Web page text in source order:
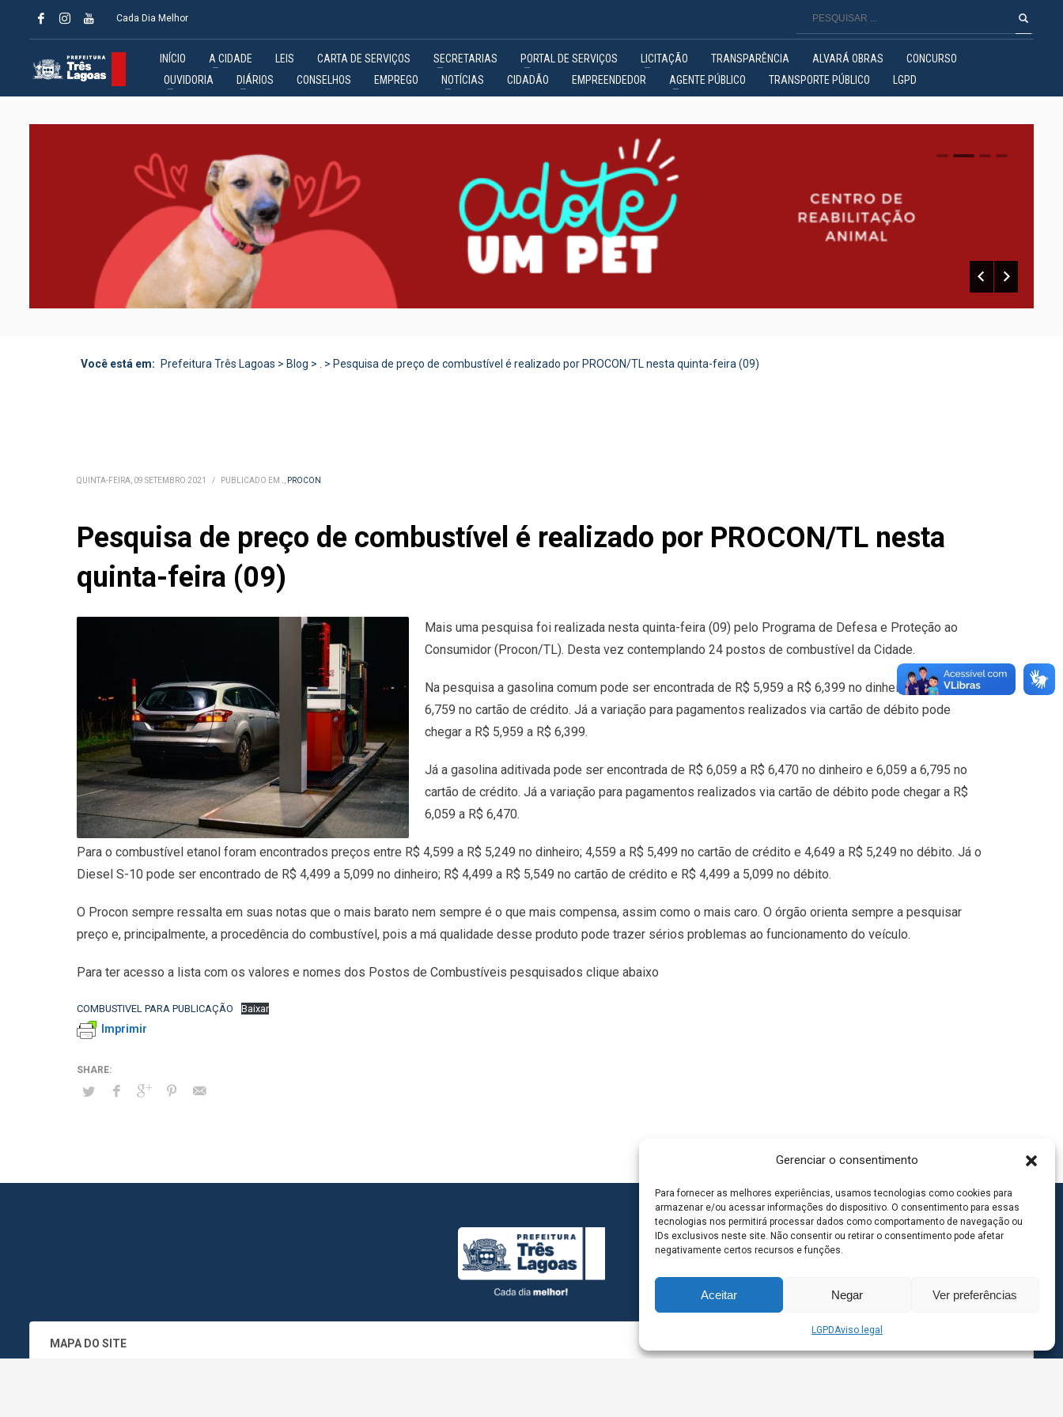
Gerenciar o consentimento
Para fornecer as melhores experiências, usamos tecnologias como cookies para
armazenar e/ou acessar informações do dispositivo. O consentimento para essas
tecnologias nos permitirá processar dados como comportamento de navegação ou
IDs exclusivos neste site. Não consentir ou retirar o consentimento pode afetar
negativamente certos recursos e funções.
Aceitar Negar Ver preferências
LGPDAviso legal
Cada Dia Melhor
INÍCIO A CIDADE LEIS CARTA DE SERVIÇOS SECRETARIAS PORTAL DE SERVIÇOS LICITAÇÃO TRANSPARÊNCIA ALVARÁ OBRAS
CONCURSO
OUVIDORIA
DIÁRIOS CONSELHOS EMPREGO NOTÍCIAS CIDADÃO EMPREENDEDOR AGENTE PÚBLICO TRANSPORTE PÚBLICO LGPD
0 1 2
Você está em: Prefeitura Três Lagoas > Blog > . > Pesquisa de preço de combustível é realizado por PROCON/TL nesta quinta-feira (09)
QUINTA-FEIRA, 09 SETEMBRO 2021 / PUBLICADO EM ., PROCON
Pesquisa de preço de combustível é realizado por PROCON/TL nesta
quinta-feira (09)
Mais uma pesquisa foi realizada nesta quinta-feira (09) pelo Programa de Defesa e Proteção ao
Consumidor (Procon/TL). Desta vez contemplando 24 postos de combustível da Cidade.
Na pesquisa a gasolina comum pode ser encontrada de R$ 5,959 a R$ 6,399 no dinheiro e 5,959 a
6,759 no cartão de crédito. Já a variação para pagamentos realizados via cartão de débito pode
chegar a R$ 5,959 a R$ 6,399.
Já a gasolina aditivada pode ser encontrada de R$ 6,059 a R$ 6,470 no dinheiro e 6,059 a 6,795 no
cartão de crédito. Já a variação para pagamentos realizados via cartão de débito pode chegar a R$
6,059 a R$ 6,470.
Para o combustível etanol foram encontrados preços entre R$ 4,599 a R$ 5,249 no dinheiro; 4,559 a R$ 5,499 no cartão de crédito e 4,649 a R$ 5,249 no débito. Já o
Diesel S-10 pode ser encontrado de R$ 4,499 a 5,099 no dinheiro; R$ 4,499 a R$ 5,549 no cartão de crédito e R$ 4,499 a 5,099 no débito.
O Procon sempre ressalta em suas notas que o mais barato nem sempre é o que mais compensa, assim como o mais caro. O órgão orienta sempre a pesquisar
preço e, principalmente, a procedência do combustível, pois a má qualidade desse produto pode trazer sérios problemas ao funcionamento do veículo.
Para ter acesso a lista com os valores e nomes dos Postos de Combustíveis pesquisados clique abaixo
COMBUSTIVEL PARA PUBLICAÇÃO Baixar
Imprimir
MAPA DO SITE